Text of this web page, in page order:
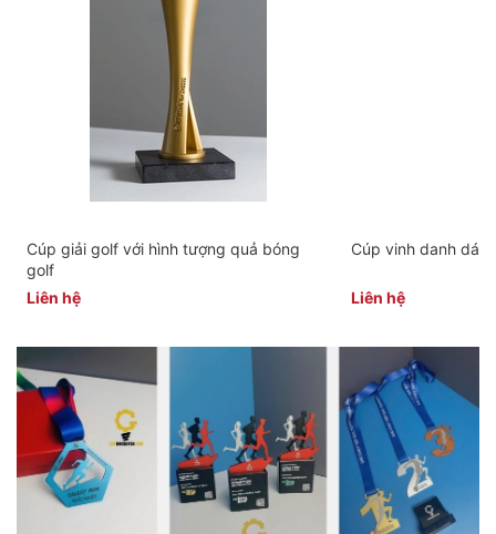
Cúp giải golf với hình tượng quả bóng
golf
Liên hệ
Cúp vinh danh dát
Liên hệ